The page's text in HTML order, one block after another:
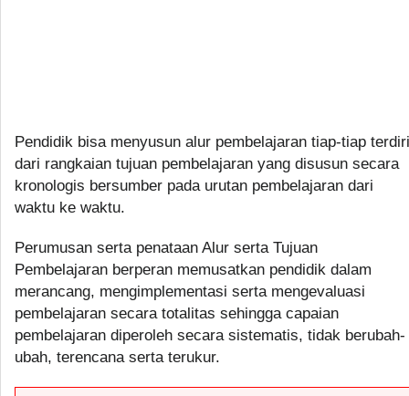
Pendidik bisa menyusun alur pembelajaran tiap-tiap terdiri
dari rangkaian tujuan pembelajaran yang disusun secara
kronologis bersumber pada urutan pembelajaran dari
waktu ke waktu.
Perumusan serta penataan Alur serta Tujuan
Pembelajaran berperan memusatkan pendidik dalam
merancang, mengimplementasi serta mengevaluasi
pembelajaran secara totalitas sehingga capaian
pembelajaran diperoleh secara sistematis, tidak berubah-
ubah, terencana serta terukur.